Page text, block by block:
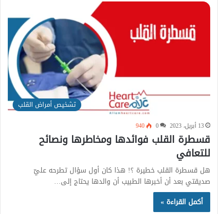
تشخيص أمراض القلب
13 أبريل، 2023 0
940
قسطرة القلب فوائدها ومخاطرها ونصائح
للتعافي
هل قسطرة القلب خطيرة ؟! هذا كان أول سؤال تطرحه عليّ
صديقتي بعد أن أخبرها الطبيب أن والدها يحتاج إلى…
أكمل القراءة »